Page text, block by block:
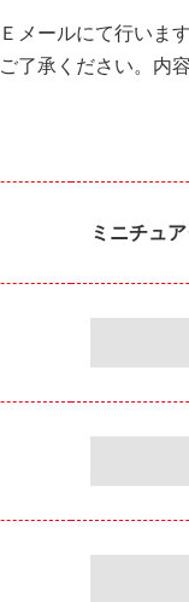
メールにて行いま
了承ください。内
ミニチュ